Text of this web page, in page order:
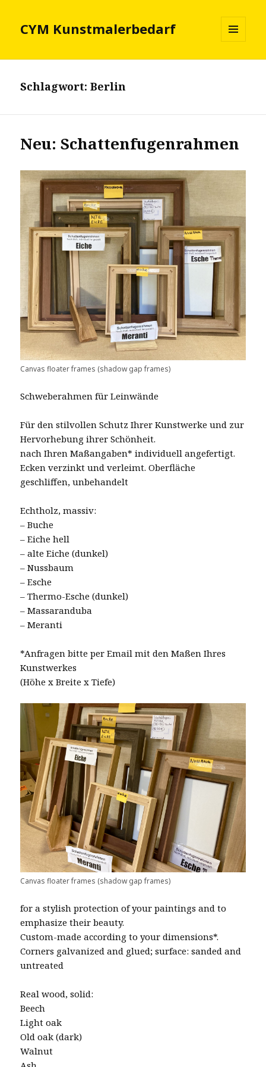
CYM Kunstmalerbedarf
UND
Schlagwort:Berlin
Neu: Schattenfugenrahmen
Canvas floater frames (shadow gap frames)
Schweberahmen für Leinwände
Für den stilvollen Schutz Ihrer Kunstwerke und zur
Hervorhebung ihrer Schönheit.
nach Ihren Maßangaben* individuell angefertigt.
Ecken verzinkt und verleimt. Oberfläche
geschliffen, unbehandelt
Echtholz, massiv:
– Buche
– Eiche hell
– alte Eiche (dunkel)
– Nussbaum
– Esche
– Thermo-Esche (dunkel)
– Massaranduba
– Meranti
*Anfragen bitte per Email mit den Maßen Ihres
Kunstwerkes
(Höhe x Breite x Tiefe)
Canvas floater frames (shadow gap frames)
for a stylish protection of your paintings and to
emphasize their beauty.
Custom-made according to your dimensions*.
Corners galvanized and glued; surface: sanded and
untreated
Real wood, solid:
Beech
Light oak
Old oak (dark)
Walnut